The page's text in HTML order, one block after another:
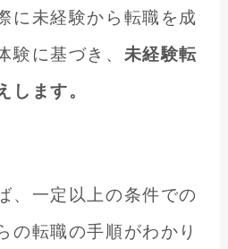
に未経験から転職を成
験に基づき、 未経験転
します。
、一定以上の条件での
の転職の手順がわかり